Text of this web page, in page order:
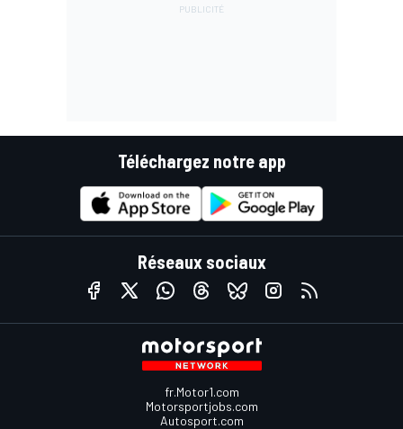
Téléchargez notre app
Réseaux sociaux
fr.Motor1.com
Motorsportjobs.com
Autosport.com